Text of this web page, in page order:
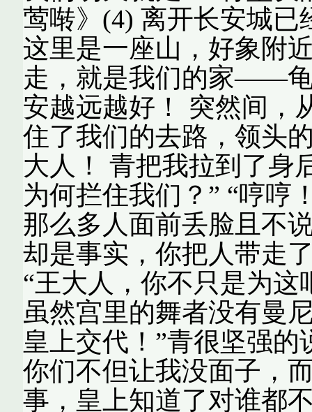
莺啭》(4) 离开长安城
这里是一座山，好象附
走，就是我们的家——
安越远越好！ 突然间，
住了我们的去路，领头
大人！ 青把我拉到了身
为何拦住我们？” “哼哼
那么多人面前丢脸且不
却是事实，你把人带走
“王大人，你不只是为
虽然宫里的舞者没有曼
皇上交代！”青很坚强
你们不但让我没面子，
事，皇上知道了对谁都